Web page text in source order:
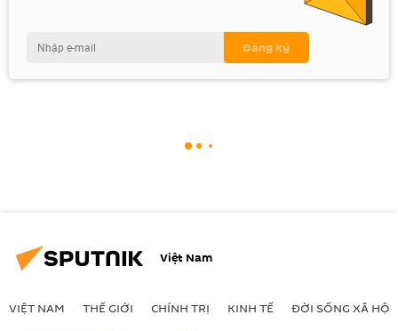
Việt Nam
VIỆT NAM THẾ GIỚI CHÍNH TRỊ KINH TẾ ĐỜI SỐNG XÃ HỘI